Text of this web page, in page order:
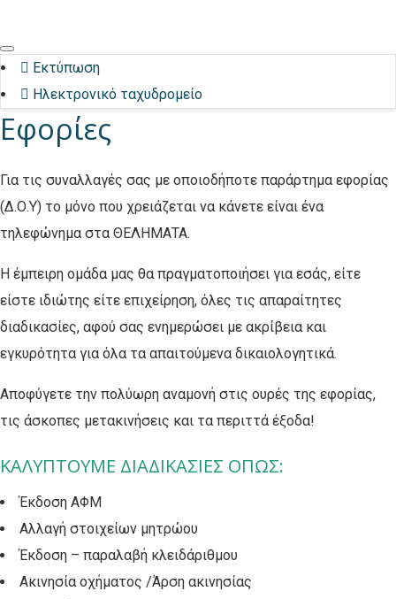
Εκτύπωση
Ηλεκτρονικό ταχυδρομείο
Εφορίες
Για τις συναλλαγές σας με οποιοδήποτε παράρτημα εφορίας
(Δ.Ο.Υ) το μόνο που χρειάζεται να κάνετε είναι ένα
τηλεφώνημα στα ΘΕΛΗΜΑΤΑ.
Η έμπειρη ομάδα μας θα πραγματοποιήσει για εσάς, είτε
είστε ιδιώτης είτε επιχείρηση, όλες τις απαραίτητες
διαδικασίες, αφού σας ενημερώσει με ακρίβεια και
εγκυρότητα για όλα τα απαιτούμενα δικαιολογητικά.
Αποφύγετε την πολύωρη αναμονή στις ουρές της εφορίας,
τις άσκοπες μετακινήσεις και τα περιττά έξοδα!
ΚΑΛΥΠΤΟΥΜΕ ΔΙΑΔΙΚΑΣΙΕΣ ΟΠΩΣ:
Έκδοση ΑΦΜ
Αλλαγή στοιχείων μητρώου
Έκδοση – παραλαβή κλειδάριθμου
Ακινησία οχήματος /Άρση ακινησίας